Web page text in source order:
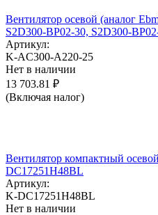
Вентилятор осевой (аналог
S2D300-BP02-30, S2D300-
Артикул:
K-AC300-A220-25
Нет в наличии
13 703.81 ₽
(Включая налог)
Вентилятор компактный
DC17251H48BL
Артикул:
K-DC17251H48BL
Нет в наличии